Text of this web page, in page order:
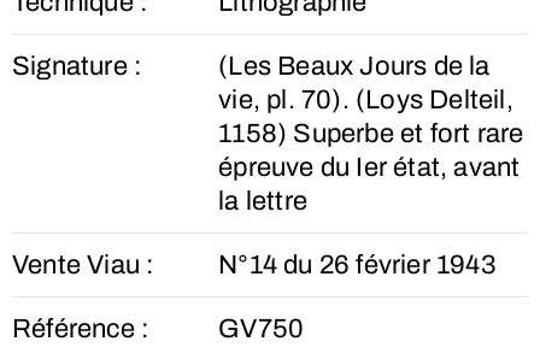
Signature :
(Les Beaux Jours de la
vie, pl. 70). (Loys Delteil,
1158) Superbe et fort rare
épreuve du Ier état, avant
la lettre
Vente Viau : N°14 du 26 février 1943
Référence : GV750